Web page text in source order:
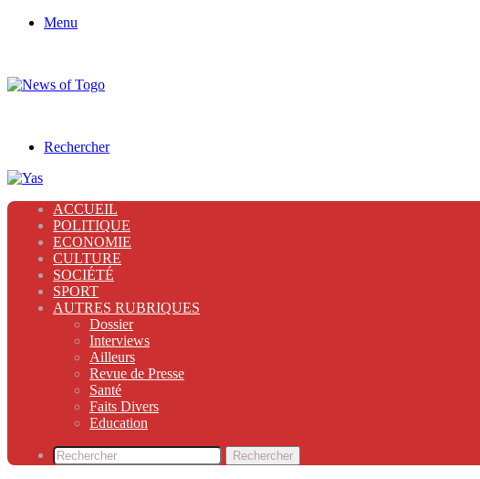
Menu
Rechercher
ACCUEIL
POLITIQUE
ECONOMIE
CULTURE
SOCIÉTÉ
SPORT
AUTRES RUBRIQUES
Dossier
Interviews
Ailleurs
Revue de Presse
Santé
Faits Divers
Education
Rechercher